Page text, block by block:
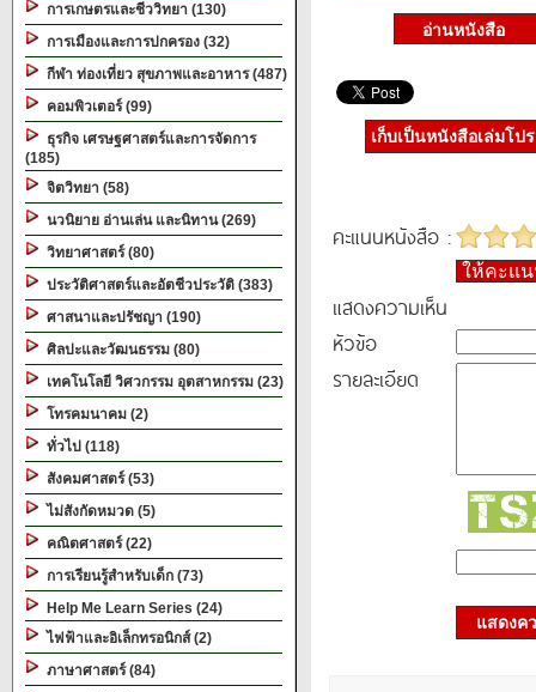
การเกษตรและชีววิทยา (130)
การเมืองและการปกครอง (32)
กีฬา ท่องเที่ยว สุขภาพและอาหาร (487)
คอมพิวเตอร์ (99)
ธุรกิจ เศรษฐศาสตร์และการจัดการ
(185)
จิตวิทยา (58)
นวนิยาย อ่านเล่น และนิทาน (269)
วิทยาศาสตร์ (80)
ประวัติศาสตร์และอัตชีวประวัติ (383)
ศาสนาและปรัชญา (190)
ศิลปะและวัฒนธรรม (80)
เทคโนโลยี วิศวกรรม อุตสาหกรรม (23)
โทรคมนาคม (2)
ทั่วไป (118)
สังคมศาสตร์ (53)
ไม่สังกัดหมวด (5)
คณิตศาสตร์ (22)
การเรียนรู้สำหรับเด็ก (73)
Help Me Learn Series (24)
ไฟฟ้าและอิเล็กทรอนิกส์ (2)
ภาษาศาสตร์ (84)
เก็บเป็นหนังสือเล่มโป
คะแนนหนังสือ :
ให้คะแ
แสดงความเห็น
หัวข้อ
รายละเอียด
แสดงค